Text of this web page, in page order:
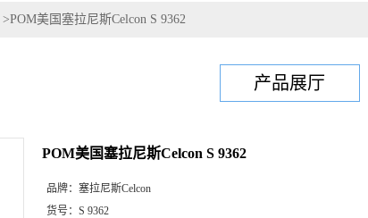
>POM美国塞拉尼斯Celcon S 9362
产品展厅
POM美国塞拉尼斯Celcon S 9362
品牌： 塞拉尼斯Celcon
货号： S 9362